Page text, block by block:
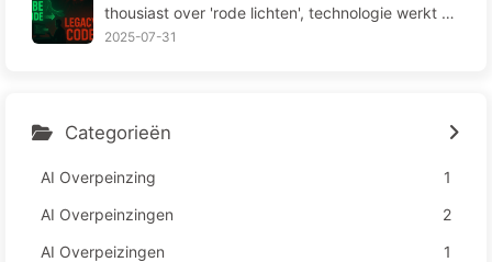
thousiast over 'rode lichten', technologie werkt ni
et en medewerkers lijden meer – Leren over AI16
2025-07-31
Categorieën
AI Overpeinzing
1
AI Overpeinzingen
2
AI Overpeizingen
1